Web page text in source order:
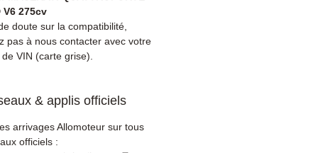
:Avant commande,
la référence de votre pièce
carte grise ou
sur votre véhicule
71 66 54pour toute
& garantie :
V6 275cv
doute sur la compatibilité,
pas à nous contacter avec votre
VIN (carte grise).
& applis officiels
arrivages Allomoteur sur tous
officiels :